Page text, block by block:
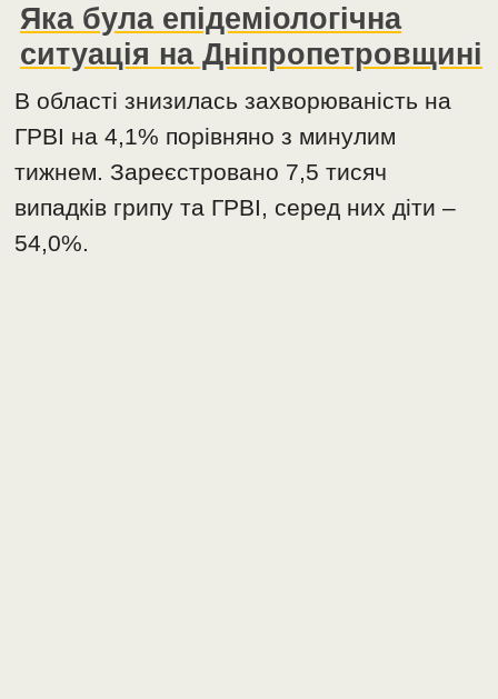
Яка була епідеміологічна
ситуація на Дніпропетровщині
В області знизилась захворюваність на
ГРВІ на 4,1% порівняно з минулим
тижнем. Зареєстровано 7,5 тисяч
випадків грипу та ГРВІ, серед них діти –
54,0%.